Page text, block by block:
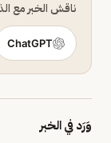
ناقش الخبر مع
ChatGPT
وَرَد في الخبر